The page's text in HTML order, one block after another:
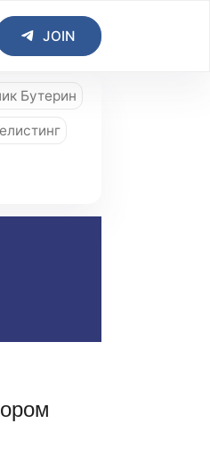
JOIN
Бутерин